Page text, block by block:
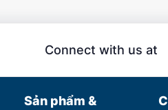
Connect with us at
Sản phẩm &